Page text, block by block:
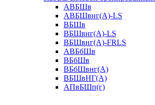
АВБШв
АВБШвнг(А)-LS
ВБШв
ВБШвнг(А)-LS
ВБШвнг(А)-FRLS
АВБбШв
ВБбШв
ВБбШвнг(А)
ВБШвНГ(А)
АПвБШп(г)